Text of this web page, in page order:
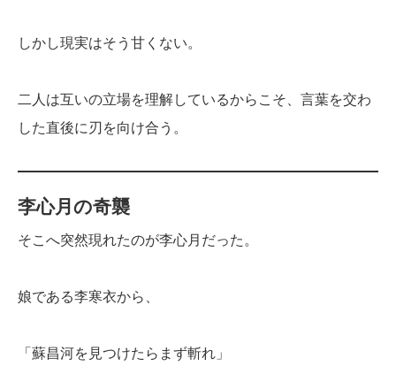
しかし現実はそう甘くない。
二人は互いの立場を理解しているからこそ、言葉を交わ
した直後に刃を向け合う。
李心月の奇襲
そこへ突然現れたのが李心月だった。
娘である李寒衣から、
「蘇昌河を見つけたらまず斬れ」